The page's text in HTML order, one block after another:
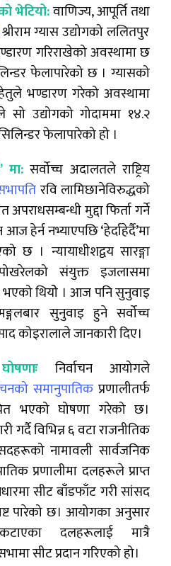
भेटियो:वाणिज्य, आपूर्ति तथा
ग्यास उद्योगको ललितपुर
गरिराखेको अवस्थामा छ
फेलापारेको छ । ग्यासको
भण्डारण गरेको अवस्थामा
उद्योगको गोदाममा १४.२
फेलापारेको हो ।
मा:सर्वोच्च अदालतले राष्ट्रिय
रवि लामिछानेविरुद्धको
मुद्दा फिर्ता गर्ने
हेर्न नभ्याएपछि ‘हेर्दाहेर्दै’मा
छ । न्यायाधीशद्वय सारङ्गा
संयुक्त इजलासमा
थियोे । आज पनि सुनुवाइ
सुनुवाइ हुने सर्वोच्च
कोइरालाले जानकारी दिए।
निर्वाचन आयोगले
समानुपातिक प्रणालीतर्फ
भएको घोषणा गरेको छ।
विभिन्न ६ वटा राजनीतिक
नामावली सार्वजनिक
प्रणालीमा दलहरूले प्राप्त
सीट बाँडफाँट गरी सांसद
पारेको छ। आयोगका अनुसार
दलहरूलाई मात्रै
सीट प्रदान गरिएको हो।